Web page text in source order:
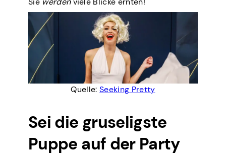
Quelle:Seeking Pretty
Sei die gruseligste
Puppe auf der Party